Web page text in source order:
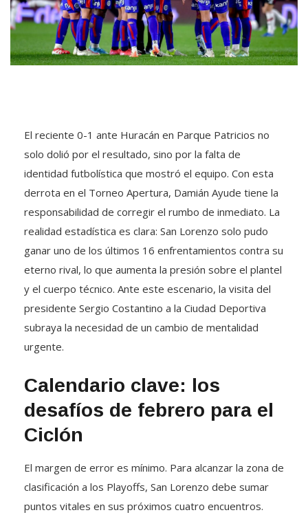
El reciente 0-1 ante Huracán en Parque Patricios no
solo dolió por el resultado, sino por la falta de
identidad futbolística que mostró el equipo. Con esta
derrota en el Torneo Apertura, Damián Ayude tiene la
responsabilidad de corregir el rumbo de inmediato. La
realidad estadística es clara: San Lorenzo solo pudo
ganar uno de los últimos 16 enfrentamientos contra su
eterno rival, lo que aumenta la presión sobre el plantel
y el cuerpo técnico. Ante este escenario, la visita del
presidente Sergio Costantino a la Ciudad Deportiva
subraya la necesidad de un cambio de mentalidad
urgente.
Calendario clave: los
desafíos de febrero para el
Ciclón
El margen de error es mínimo. Para alcanzar la zona de
clasificación a los Playoffs, San Lorenzo debe sumar
puntos vitales en sus próximos cuatro encuentros.